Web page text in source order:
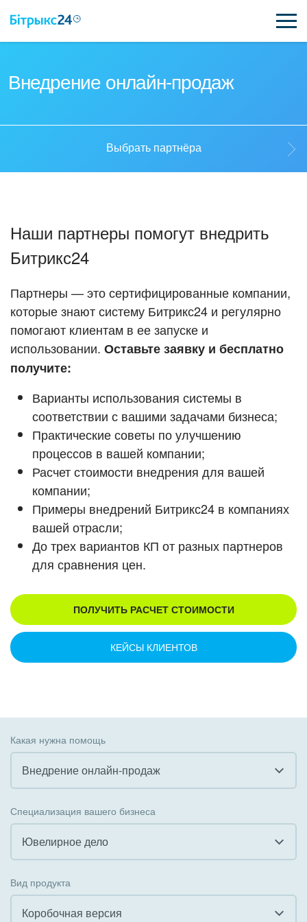
ПОДДЕРЖКА
ВХОД
ВХОД
Внедрение онлайн-продаж
Стать партнёром
Кейсы партнёров
Смотреть видеокейсы
Выбрать партнёра
Наши партнеры помогут внедрить
Битрикс24
Партнеры — это сертифицированные компании,
которые знают систему Битрикс24 и регулярно
помогают клиентам в ее запуске и
использовании. Оставьте заявку и бесплатно
получите:
Варианты использования системы в
соответствии с вашими задачами бизнеса;
Практические советы по улучшению
процессов в вашей компании;
Расчет стоимости внедрения для вашей
компании;
Примеры внедрений Битрикс24 в компаниях
вашей отрасли;
До трех вариантов КП от разных партнеров
для сравнения цен.
ПОЛУЧИТЬ РАСЧЕТ СТОИМОСТИ
КЕЙСЫ КЛИЕНТОВ
Какая нужна помощь
Внедрение онлайн-продаж
Внедрение КЭДО
Интеграция с 1С
Специализация вашего бизнеса
Ювелирное дело
Вид продукта
Коробочная версия